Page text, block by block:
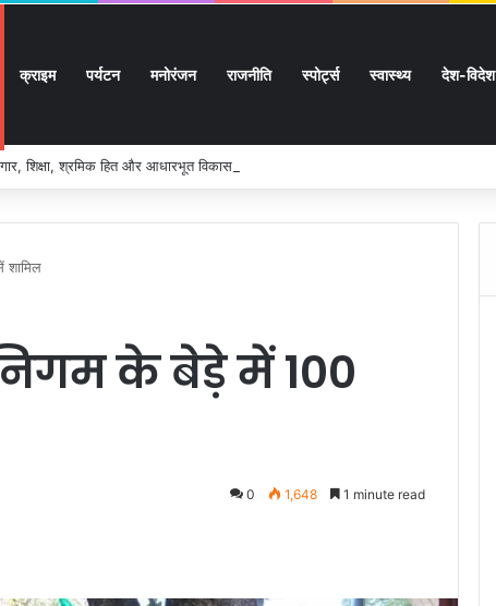
क्राइम पर्यटन मनोरंजन राजनीति स्पोर्ट्स स्वास्थ्य देश-विदेश
शिक्षा, श्रमिक हित और आधारभूत विकास को नई गति, राज्य कैबिनेट ने लिए ऐतिहासिक फैसले
शामिल
के बेड़े में 100
0 1,648 1 minute read